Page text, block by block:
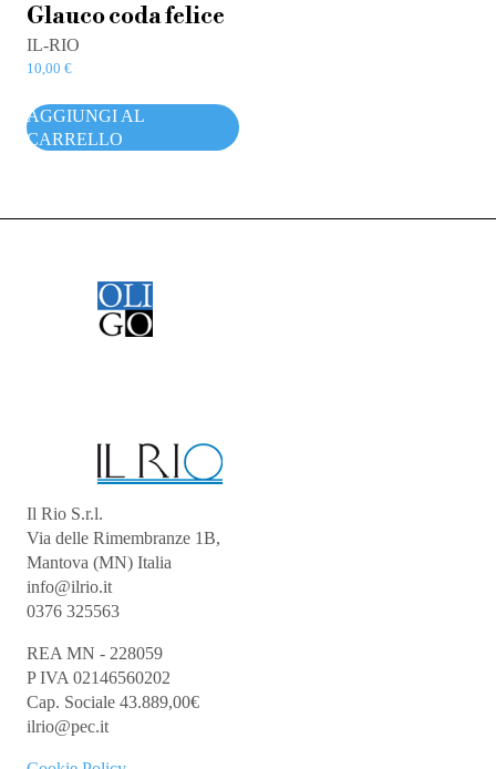
Glauco coda felice
IL-RIO
10,00 €
AGGIUNGI AL
CARRELLO
Il Rio S.r.l.
Via delle Rimembranze 1B,
Mantova (MN) Italia
info@ilrio.it
0376 325563
REA MN - 228059
P IVA 02146560202
Cap. Sociale 43.889,00€
ilrio@pec.it